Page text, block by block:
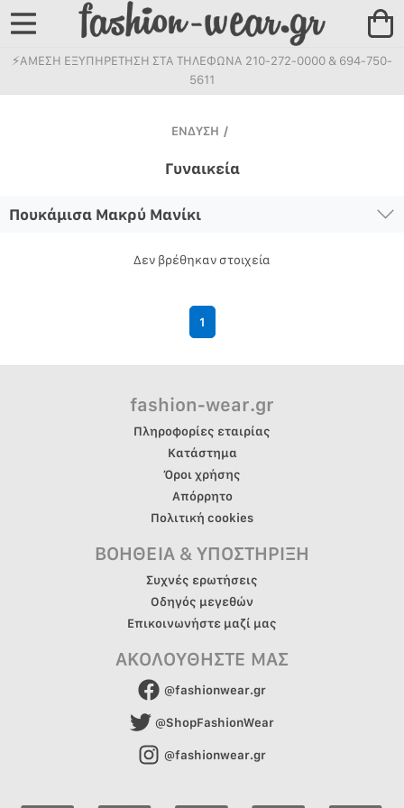
⚡ΑΜΕΣΗ ΕΞΥΠΗΡΕΤΗΣΗ ΣΤΑ ΤΗΛΕΦΩΝΑ 210-272-0000 & 694-750-
5611
ΕΝΔΥΣΗ /
Γυναικεία
Πουκάμισα Μακρύ Μανίκι
Δεν βρέθηκαν στοιχεία
1
fashion-wear.gr
Πληροφορίες εταιρίας
Κατάστημα
Όροι χρήσης
Απόρρητο
Πολιτική cookies
ΒΟΗΘΕΙΑ & ΥΠΟΣΤΗΡΙΞΗ
Συχνές ερωτήσεις
Οδηγός μεγεθών
Επικοινωνήστε μαζί μας
ΑΚΟΛΟΥΘΗΣΤΕ ΜΑΣ
@fashionwear.gr
@ShopFashionWear
@fashionwear.gr